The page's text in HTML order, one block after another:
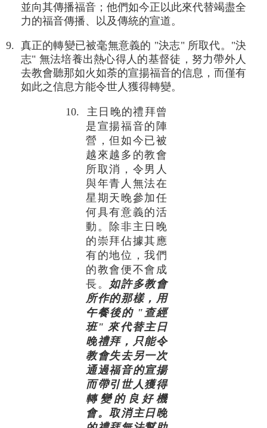
並向其傳播福音；他們如今正以此來代替竭盡全
力的福音傳播、以及傳統的宣道。
9. 真正的轉變已被毫無意義的 "決志" 所取代。"決
志" 無法培養出熱心得人的基督徒，努力帶外人
去教會聽那如火如荼的宣揚福音的信息，而僅有
如此之信息方能令世人獲得轉變。
10. 主日晚的禮拜曾
是宣揚福音的陣
營，但如今已被
越來越多的教會
所取消，令男人
與年青人無法在
星期天晚參加任
何具有意義的活
動。除非主日晚
的崇拜佔據其應
有的地位，我們
的教會便不會成
長。 如許多教會
所作的那樣，用
午餐後的 "查經
班" 來代替主日
晚禮拜，只能令
教會失去另一次
通過福音的宣揚
而帶引世人獲得
轉變的良好機
會。取消主日晚